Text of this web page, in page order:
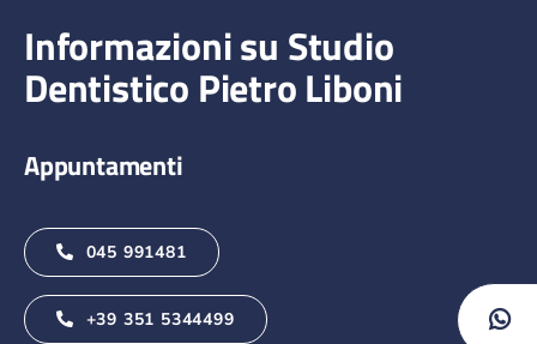
Informazioni su Studio
Dentistico Pietro Liboni
Appuntamenti
045 991481
+39 351 5344499